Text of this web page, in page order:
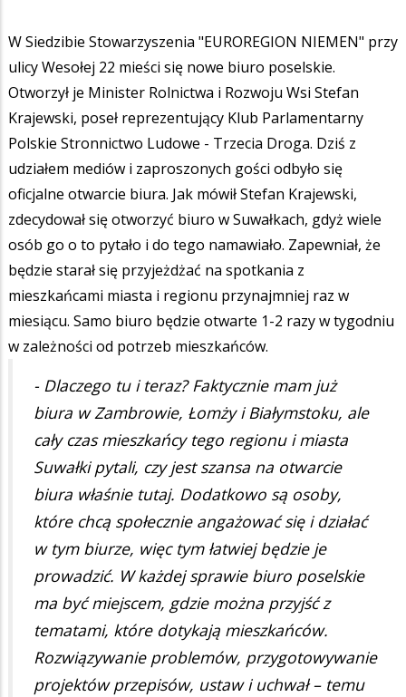
W Siedzibie Stowarzyszenia "EUROREGION NIEMEN" przy
ulicy Wesołej 22 mieści się nowe biuro poselskie.
Otworzył je Minister Rolnictwa i Rozwoju Wsi Stefan
Krajewski, poseł reprezentujący Klub Parlamentarny
Polskie Stronnictwo Ludowe - Trzecia Droga. Dziś z
udziałem mediów i zaproszonych gości odbyło się
oficjalne otwarcie biura. Jak mówił Stefan Krajewski,
zdecydował się otworzyć biuro w Suwałkach, gdyż wiele
osób go o to pytało i do tego namawiało. Zapewniał, że
będzie starał się przyjeżdżać na spotkania z
mieszkańcami miasta i regionu przynajmniej raz w
miesiącu. Samo biuro będzie otwarte 1-2 razy w tygodniu
w zależności od potrzeb mieszkańców.
- Dlaczego tu i teraz? Faktycznie mam już
biura w Zambrowie, Łomży i Białymstoku, ale
cały czas mieszkańcy tego regionu i miasta
Suwałki pytali, czy jest szansa na otwarcie
biura właśnie tutaj. Dodatkowo są osoby,
które chcą społecznie angażować się i działać
w tym biurze, więc tym łatwiej będzie je
prowadzić. W każdej sprawie biuro poselskie
ma być miejscem, gdzie można przyjść z
tematami, które dotykają mieszkańców.
Rozwiązywanie problemów, przygotowywanie
projektów przepisów, ustaw i uchwał – temu